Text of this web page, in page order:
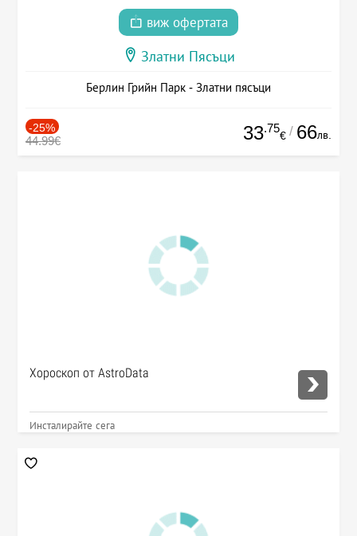
виж офертата
Златни Пясъци
Берлин Грийн Парк - Златни пясъци
-25%
44.99€ 33.75
€ / 66лв.
Хороскоп от AstroData
Инсталирайте сега